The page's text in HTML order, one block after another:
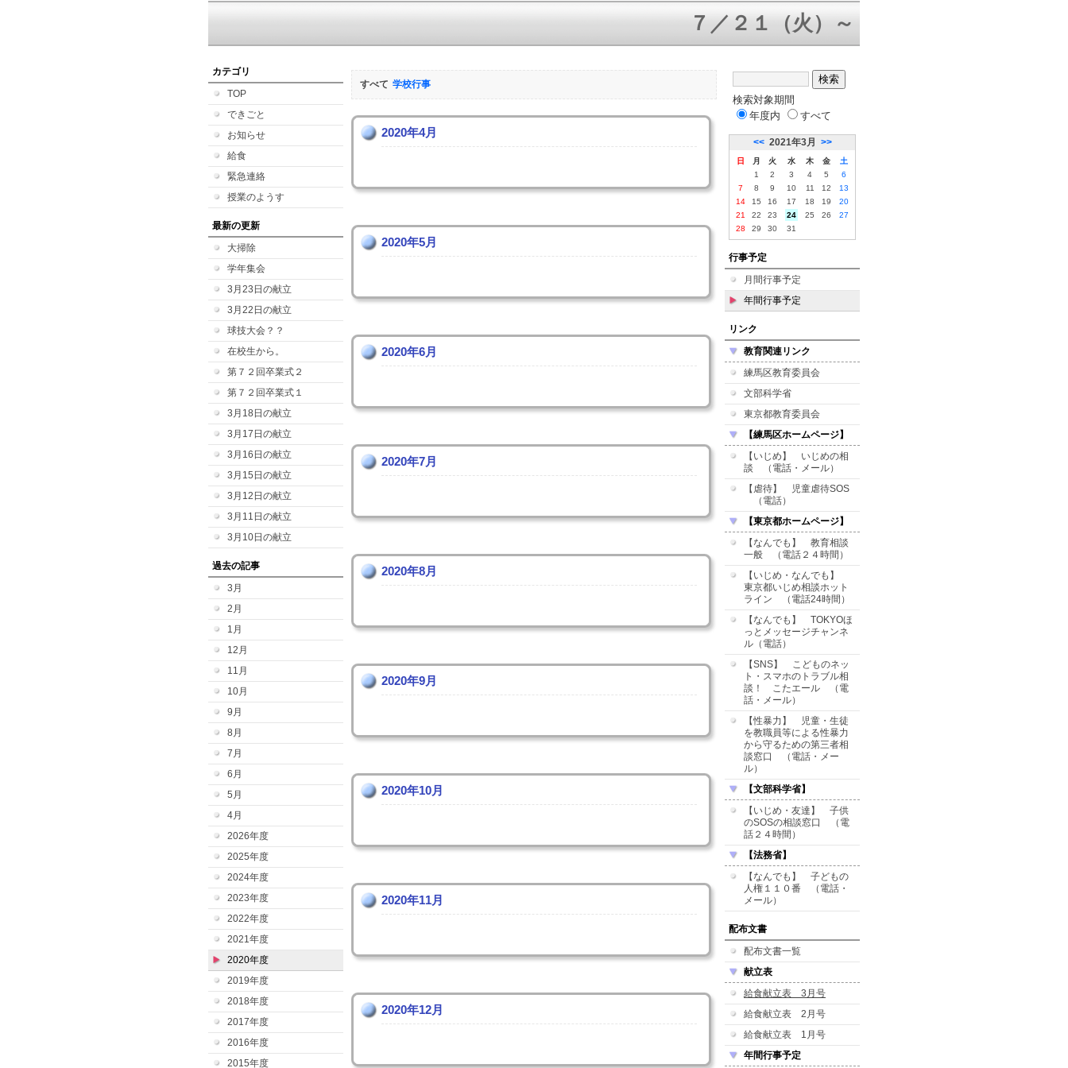
７／２１（火）～３１（金）三者面
カテゴリ
TOP
できごと
お知らせ
給食
緊急連絡
授業のようす
最新の更新
大掃除
学年集会
3月23日の献立
3月22日の献立
球技大会？？
在校生から。
第７２回卒業式２
第７２回卒業式１
3月18日の献立
3月17日の献立
3月16日の献立
3月15日の献立
3月12日の献立
3月11日の献立
3月10日の献立
過去の記事
3月
2月
1月
12月
11月
10月
9月
8月
7月
6月
5月
4月
2026年度
2025年度
2024年度
2023年度
2022年度
2021年度
2020年度
2019年度
2018年度
2017年度
2016年度
2015年度
すべて 学校行事
2020年4月
2020年5月
2020年6月
2020年7月
2020年8月
2020年9月
2020年10月
2020年11月
2020年12月
検索対象期間
年度内
すべて
<< 2021年3月 >>
日 月 火 水 木 金
土
1
2 3 4 5
6
7
8 9 10 11 12
13
14
15 16 17 18 19
20
21
22 23 24 25 26
27
28
29 30 31
行事予定
月間行事予定
年間行事予定
リンク
教育関連リンク
練馬区教育委員会
文部科学省
東京都教育委員会
【練馬区ホームページ】
【いじめ】 いじめの相
談 （電話・メール）
【虐待】 児童虐待SOS
（電話）
【東京都ホームページ】
【なんでも】 教育相談
一般 （電話２４時間）
【いじめ・なんでも】
東京都いじめ相談ホット
ライン （電話24時間）
【なんでも】 TOKYOほ
っとメッセージチャンネ
ル（電話）
【SNS】 こどものネッ
ト・スマホのトラブル相
談！ こたエール （電
話・メール）
【性暴力】 児童・生徒
を教職員等による性暴力
から守るための第三者相
談窓口 （電話・メー
ル）
【文部科学省】
【いじめ・友達】 子供
のSOSの相談窓口 （電
話２４時間）
【法務省】
【なんでも】 子どもの
人権１１０番 （電話・
メール）
配布文書
配布文書一覧
献立表
給食献立表 3月号
給食献立表 2月号
給食献立表 1月号
年間行事予定